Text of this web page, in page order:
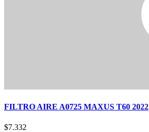
FILTRO AIRE A0725 MAXUS T60 2022
$7.332